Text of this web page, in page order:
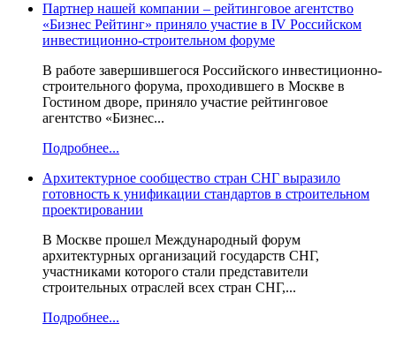
Партнер нашей компании – рейтинговое агентство
«Бизнес Рейтинг» приняло участие в IV Российском
инвестиционно-строительном форуме
В работе завершившегося Российского инвестиционно-
строительного форума, проходившего в Москве в
Гостином дворе, приняло участие рейтинговое
агентство «Бизнес...
Подробнее...
Архитектурное сообщество стран СНГ выразило
готовность к унификации стандартов в строительном
проектировании
В Москве прошел Международный форум
архитектурных организаций государств СНГ,
участниками которого стали представители
строительных отраслей всех стран СНГ,...
Подробнее...